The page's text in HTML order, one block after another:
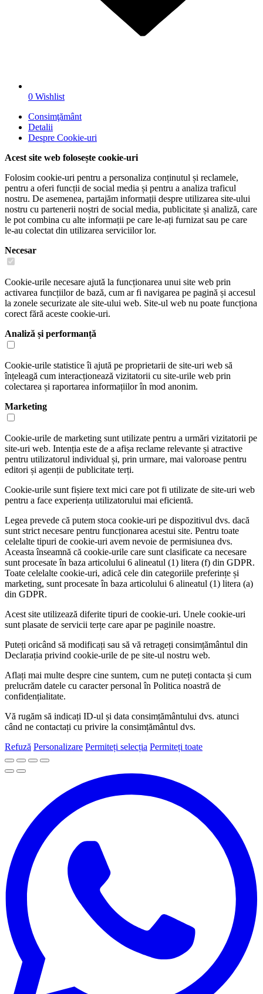
0 Wishlist
Consimţământ
Detalii
Despre Cookie-uri
Acest site web folosește cookie-uri
Folosim cookie-uri pentru a personaliza conținutul și reclamele,
pentru a oferi funcții de social media și pentru a analiza traficul
nostru. De asemenea, partajăm informații despre utilizarea site-ului
nostru cu partenerii noștri de social media, publicitate și analiză, care
le pot combina cu alte informații pe care le-ați furnizat sau pe care
le-au colectat din utilizarea serviciilor lor.
Necesar
Cookie-urile necesare ajută la funcționarea unui site web prin
activarea funcțiilor de bază, cum ar fi navigarea pe pagină și accesul
la zonele securizate ale site-ului web. Site-ul web nu poate funcționa
corect fără aceste cookie-uri.
Analiză și performanță
Cookie-urile statistice îi ajută pe proprietarii de site-uri web să
înțeleagă cum interacționează vizitatorii cu site-urile web prin
colectarea și raportarea informațiilor în mod anonim.
Marketing
Cookie-urile de marketing sunt utilizate pentru a urmări vizitatorii pe
site-uri web. Intenția este de a afișa reclame relevante și atractive
pentru utilizatorul individual și, prin urmare, mai valoroase pentru
editori și agenții de publicitate terți.
Cookie-urile sunt fișiere text mici care pot fi utilizate de site-uri web
pentru a face experiența utilizatorului mai eficientă.
Legea prevede că putem stoca cookie-uri pe dispozitivul dvs. dacă
sunt strict necesare pentru funcționarea acestui site. Pentru toate
celelalte tipuri de cookie-uri avem nevoie de permisiunea dvs.
Aceasta înseamnă că cookie-urile care sunt clasificate ca necesare
sunt procesate în baza articolului 6 alineatul (1) litera (f) din GDPR.
Toate celelalte cookie-uri, adică cele din categoriile preferințe și
marketing, sunt procesate în baza articolului 6 alineatul (1) litera (a)
din GDPR.
Acest site utilizează diferite tipuri de cookie-uri. Unele cookie-uri
sunt plasate de servicii terțe care apar pe paginile noastre.
Puteți oricând să modificați sau să vă retrageți consimțământul din
Declarația privind cookie-urile de pe site-ul nostru web.
Aflați mai multe despre cine suntem, cum ne puteți contacta și cum
prelucrăm datele cu caracter personal în Politica noastră de
confidențialitate.
Vă rugăm să indicați ID-ul și data consimțământului dvs. atunci
când ne contactați cu privire la consimțământul dvs.
Refuză Personalizare Permiteți selecția Permiteți toate